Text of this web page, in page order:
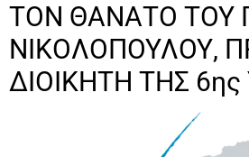
ΤΟΝ ΘΑΝΑΤΟ ΤΟΥ
ΝΙΚΟΛΟΠΟΥΛΟΥ,
ΔΙΟΙΚΗΤΗ ΤΗΣ